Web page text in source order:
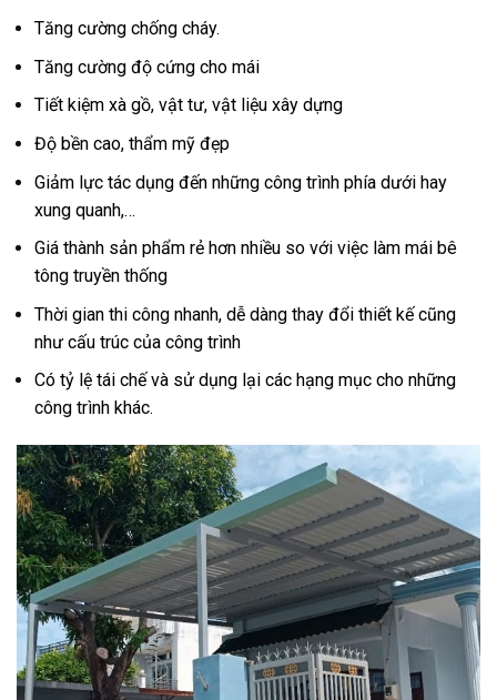
Tăng cường chống cháy.
Tăng cường độ cứng cho mái
Tiết kiệm xà gồ, vật tư, vật liệu xây dựng
Độ bền cao, thẩm mỹ đẹp
Giảm lực tác dụng đến những công trình phía dưới hay
xung quanh,…
Giá thành sản phẩm rẻ hơn nhiều so với việc làm mái bê
tông truyền thống
Thời gian thi công nhanh, dễ dàng thay đổi thiết kế cũng
như cấu trúc của công trình
Có tỷ lệ tái chế và sử dụng lại các hạng mục cho những
công trình khác.